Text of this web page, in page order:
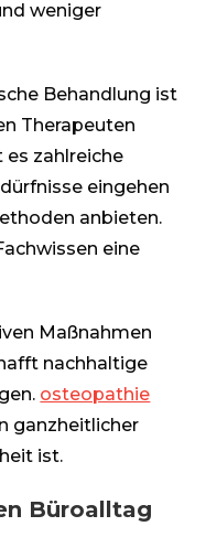
weniger
Behandlung ist
Therapeuten
es zahlreiche
eingehen
anbieten.
eine
Maßnahmen
nachhaltige
osteopathie
ganzheitlicher
ist.
Büroalltag